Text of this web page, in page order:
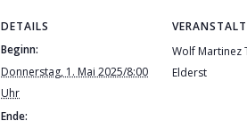
DETAILS
Beginn:
Donnerstag, 1. Mai 2025/8:00
Uhr
Ende:
Wolf Martinez
Elderst